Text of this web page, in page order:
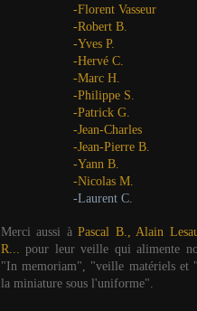
-Florent Vasseur
-Robert B.
-Yves P.
-Hervé C.
-Marc H.
-Philippe S.
-Patrick G.
-Jean-Charles
-Jean-Pierre B.
-Yann B.
-Nicolas M.
-Laurent C.
Merci aussi àPascal B., Alain
R...pour leur veille qui alimente
"In memoriam", "veille matériels et
la miniature sous l'uniforme".